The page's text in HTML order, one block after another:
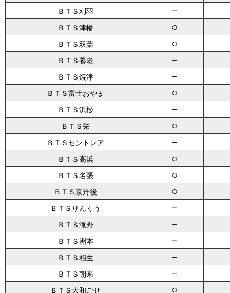
ＢＴＳ刈羽 －
ＢＴＳ津幡 ○
ＢＴＳ双葉 ○
ＢＴＳ養老 －
ＢＴＳ焼津 －
ＢＴＳ富士おやま ○
ＢＴＳ浜松 －
ＢＴＳ栄 ○
ＢＴＳセントレア －
ＢＴＳ高浜 ○
ＢＴＳ名張 ○
ＢＴＳ京丹後 ○
ＢＴＳりんくう －
ＢＴＳ滝野 －
ＢＴＳ洲本 －
ＢＴＳ相生 －
ＢＴＳ朝来 －
ＢＴＳ大和ごせ ○